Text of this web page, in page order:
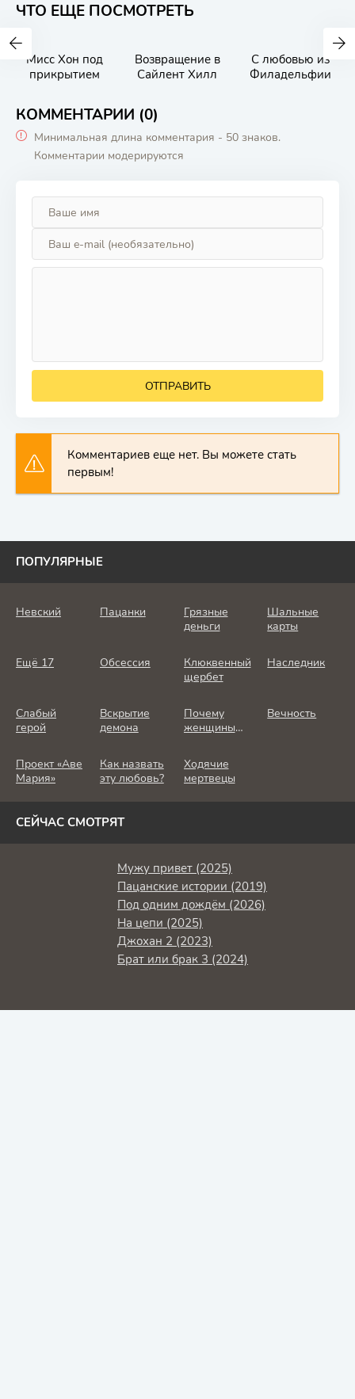
ЧТО ЕЩЕ ПОСМОТРЕТЬ
Мисс Хон под
прикрытием
Возвращение в
Сайлент Хилл
С любовью из
Филадельфии
КОММЕНТАРИИ (0)
Минимальная длина комментария - 50 знаков.
Комментарии модерируются
ОТПРАВИТЬ
Комментариев еще нет. Вы можете стать
первым!
ПОПУЛЯРНЫЕ
Невский Пацанки
Грязные
деньги
Шальные
карты
Ещё 17 Обсессия
Клюквенный
щербет
Наследник
Слабый
герой
Вскрытие
демона
Почему
женщины
Вечность
Проект «Аве
Мария»
Как назвать
эту любовь?
Ходячие
мертвецы
СЕЙЧАС СМОТРЯТ
Мужу привет (2025)
Пацанские истории (2019)
Под одним дождём (2026)
На цепи (2025)
Джохан 2 (2023)
Брат или брак 3 (2024)